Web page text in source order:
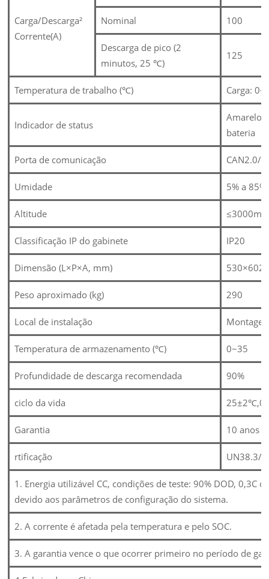
Carga/Descarga²
Corrente(A)
Nominal 100
Descarga de pico (2
minutos, 25 ℃)
125
Temperatura de trabalho (℃) Carga:
Indicador de status
Amarelo:
bateria
Porta de comunicação CAN2.0/
Umidade 5% a 85%
Altitude ≤3000m
Classificação IP do gabinete IP20
Dimensão (L×P×A, mm)
Peso aproximado (kg) 290
Local de instalação
Temperatura de armazenamento (℃) 0~35
Profundidade de descarga recomendada 90%
ciclo da vida
Garantia 10 anos
rtificação UN38.3/
1. Energia utilizável CC, condições de teste: 90% DOD,
devido aos parâmetros de configuração do sistema.
2. A corrente é afetada pela temperatura e pelo SOC.
3. A garantia vence o que ocorrer primeiro no período de